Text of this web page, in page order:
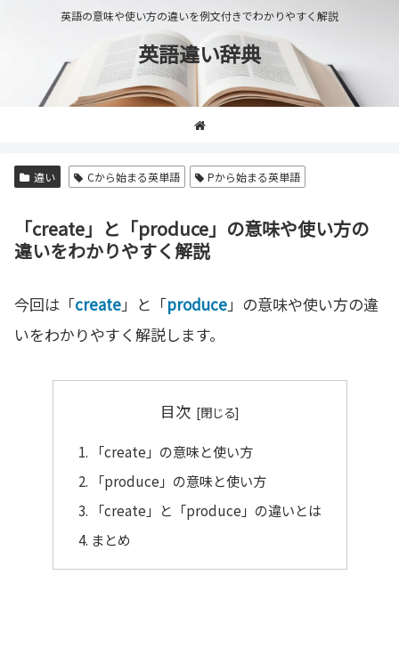
英語の意味や使い方の違いを例文付きでわかりやすく解説
英語違い辞典
違い Cから始まる英単語 Pから始まる英単語
「create」と「produce」の意味や使い方の
違いをわかりやすく解説
今回は「create」と「produce」の意味や使い方の違
いをわかりやすく解説します。
目次
「create」の意味と使い方
「produce」の意味と使い方
「create」と「produce」の違いとは
まとめ